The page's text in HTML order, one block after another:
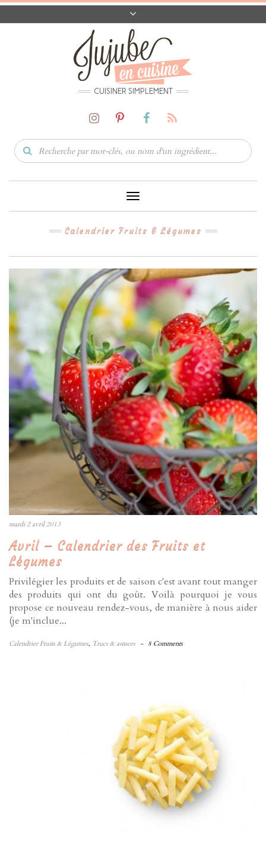
CONTACT
CODES PROMO
MATÉRIEL
CUISINER SIMPLEMENT
Toggle
Navigation
Calendrier Fruits & Légumes
mardi 2 avril 2013
Avril – Calendrier des Fruits et
Légumes
Privilégier les produits et de saison c'est avant tout manger
des produits qui ont du goût. Voilà pourquoi je vous
propose ce nouveau rendez-vous, de manière à nous aider
(je m'inclue...
Calendrier Fruits & Légumes, Trucs & astuces - 8 Comments